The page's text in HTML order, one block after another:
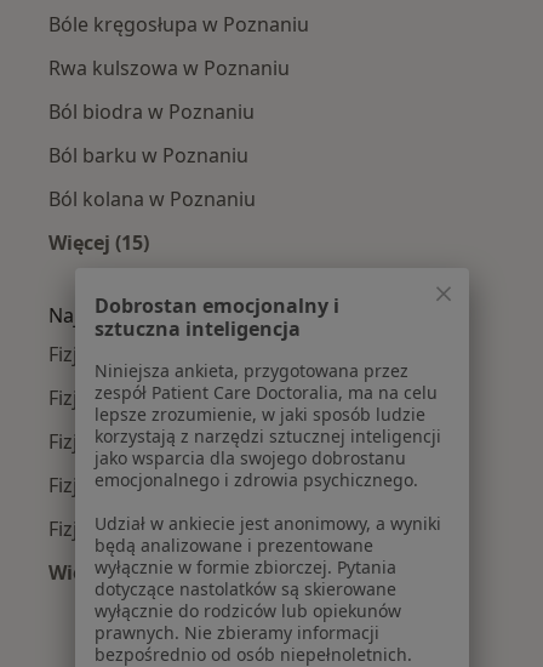
Bóle kręgosłupa w Poznaniu
Rwa kulszowa w Poznaniu
Ból biodra w Poznaniu
Ból barku w Poznaniu
Ból kolana w Poznaniu
Więcej (15)
Najpopularniejsze ubezpieczenia
Fizjoterapeuci z Allianz w Poznaniu
Fizjoterapeuci z PZU Zdrowie w Poznaniu
Fizjoterapeuci z Enel-med w Poznaniu
Fizjoterapeuci z TELEMEDI w Poznaniu
Fizjoterapeuci z LUX MED w Poznaniu
Więcej (8)
Więcej w kategorii: Najpopularniejsze
Dobrostan emocjonalny i
sztuczna inteligencja
Niniejsza ankieta, przygotowana przez
zespół Patient Care Doctoralia, ma na celu
lepsze zrozumienie, w jaki sposób ludzie
korzystają z narzędzi sztucznej inteligencji
jako wsparcia dla swojego dobrostanu
emocjonalnego i zdrowia psychicznego.
Udział w ankiecie jest anonimowy, a wyniki
będą analizowane i prezentowane
wyłącznie w formie zbiorczej. Pytania
dotyczące nastolatków są skierowane
wyłącznie do rodziców lub opiekunów
prawnych. Nie zbieramy informacji
bezpośrednio od osób niepełnoletnich.